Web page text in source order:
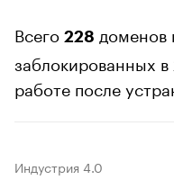
Всего 228 доменов
заблокированных
работе после
Индустрия 4.0